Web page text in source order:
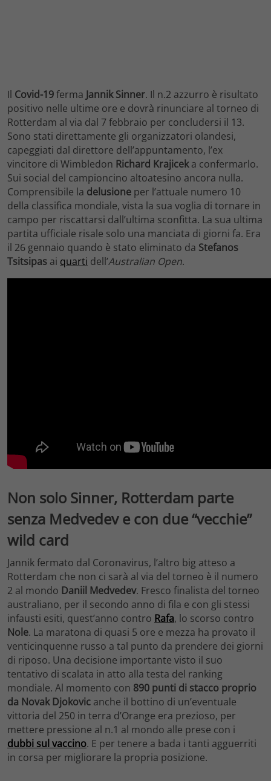
Il Covid-19ferma Jannik Sinner. Il n.2 azzurro è risultato
positivo nelle ultime ore e dovrà rinunciare al torneo di
Rotterdam al via dal 7 febbraio per concludersi il 13.
Sono stati direttamente gli organizzatori olandesi,
capeggiati dal direttore dell’appuntamento, l’ex
vincitore di Wimbledon Richard Krajiceka confermarlo.
Sui social del campioncino altoatesino ancora nulla.
Comprensibile la delusione per l’attuale numero 10
della classifica mondiale, vista la sua voglia di tornare in
campo per riscattarsi dall’ultima sconfitta. La sua ultima
partita ufficiale risale solo una manciata di giorni fa. Era
il 26 gennaio quando è stato eliminato da Stefanos
Tsitsipas ai quarti dell’Australian Open.
Non solo Sinner, Rotterdam parte
senza Medvedev e con due “vecchie”
wild card
Jannik fermato dal Coronavirus, l’altro big atteso a
Rotterdam che non ci sarà al via del torneo è il numero
2 al mondo Daniil Medvedev. Fresco finalista del torneo
australiano, per il secondo anno di fila e con gli stessi
infausti esiti, quest’anno contro Rafa, lo scorso contro
Nole. La maratona di quasi 5 ore e mezza ha provato il
venticinquenne russo a tal punto da prendere dei giorni
di riposo. Una decisione importante visto il suo
tentativo di scalata in atto alla testa del ranking
mondiale. Al momento con 890 punti di stacco proprio
da Novak Djokovic anche il bottino di un’eventuale
vittoria del 250 in terra d’Orange era prezioso, per
mettere pressione al n.1 al mondo alle prese con i
dubbi sul vaccino. E per tenere a bada i tanti agguerriti
in corsa per migliorare la propria posizione.